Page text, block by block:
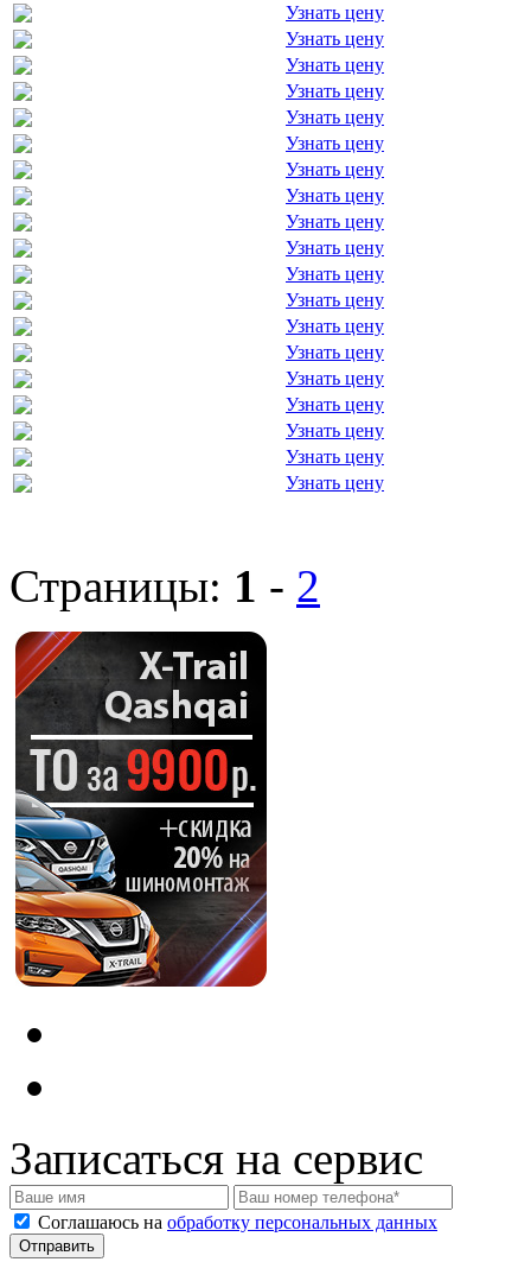
Узнать цену
Узнать цену
Узнать цену
Узнать цену
Узнать цену
Узнать цену
Узнать цену
Узнать цену
Узнать цену
Узнать цену
Узнать цену
Узнать цену
Узнать цену
Узнать цену
Узнать цену
Узнать цену
Узнать цену
Узнать цену
Узнать цену
Страницы: 1 - 2
Записаться на сервис
Соглашаюсь на обработку персональных данных